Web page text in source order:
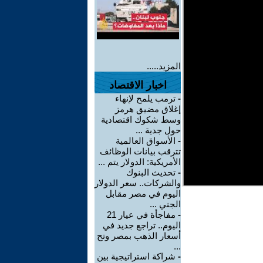
المزيد.....
اخبار الاقتصاد
- ترمب يلمح لإنهاء
إغلاق مضيق هرمز
وسط شكوك اقتصادية
حول جدية ...
- الأسواق العالمية
تترقب بيانات الوظائف
الأمريكية: الدولار يتم ...
- تحديث البنوك
والشركات.. سعر الدولار
اليوم في مصر مقابل
الجني ...
-
مفاجأة في عيار 21
اليوم.. تراجع جديد في
أسعار الذهب بمصر وتح
...
- شراكة استراتيجية بين